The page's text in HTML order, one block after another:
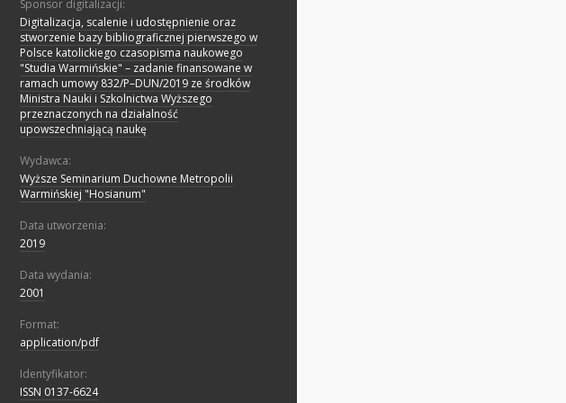
Sponsor digitalizacji:
Digitalizacja, scalenie i udostępnienie oraz
stworzenie bazy bibliograficznej pierwszego w
Polsce katolickiego czasopisma naukowego
"Studia Warmińskie" – zadanie finansowane w
ramach umowy 832/P–DUN/2019 ze środków
Ministra Nauki i Szkolnictwa Wyższego
przeznaczonych na działalność
upowszechniającą naukę
Wydawca:
Wyższe Seminarium Duchowne Metropolii
Warmińskiej "Hosianum"
Data utworzenia:
2019
Data wydania:
2001
Format:
application/pdf
Identyfikator:
ISSN 0137-6624